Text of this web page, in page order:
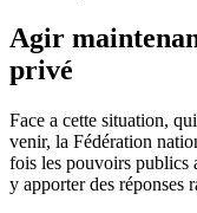
Agir
privé
Face а cette situation,
venir, la Fédération
fois les pouvoirs publics
y apporter des réponses